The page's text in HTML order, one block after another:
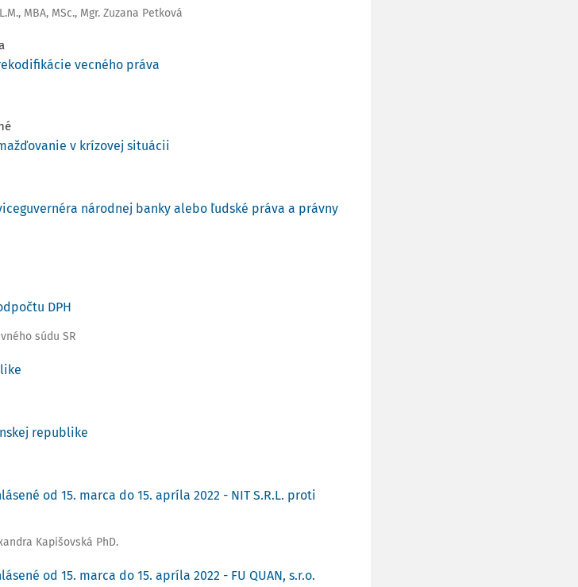
MBA, MSc., Mgr. Zuzana Petková
vecného práva
v krízovej situácii
národnej banky alebo ľudské práva a právny
DPH
súdu SR
republike
od 15. marca do 15. apríla 2022 - NIT S.R.L. proti
Kapišovská PhD.
od 15. marca do 15. apríla 2022 - FU QUAN, s.r.o.